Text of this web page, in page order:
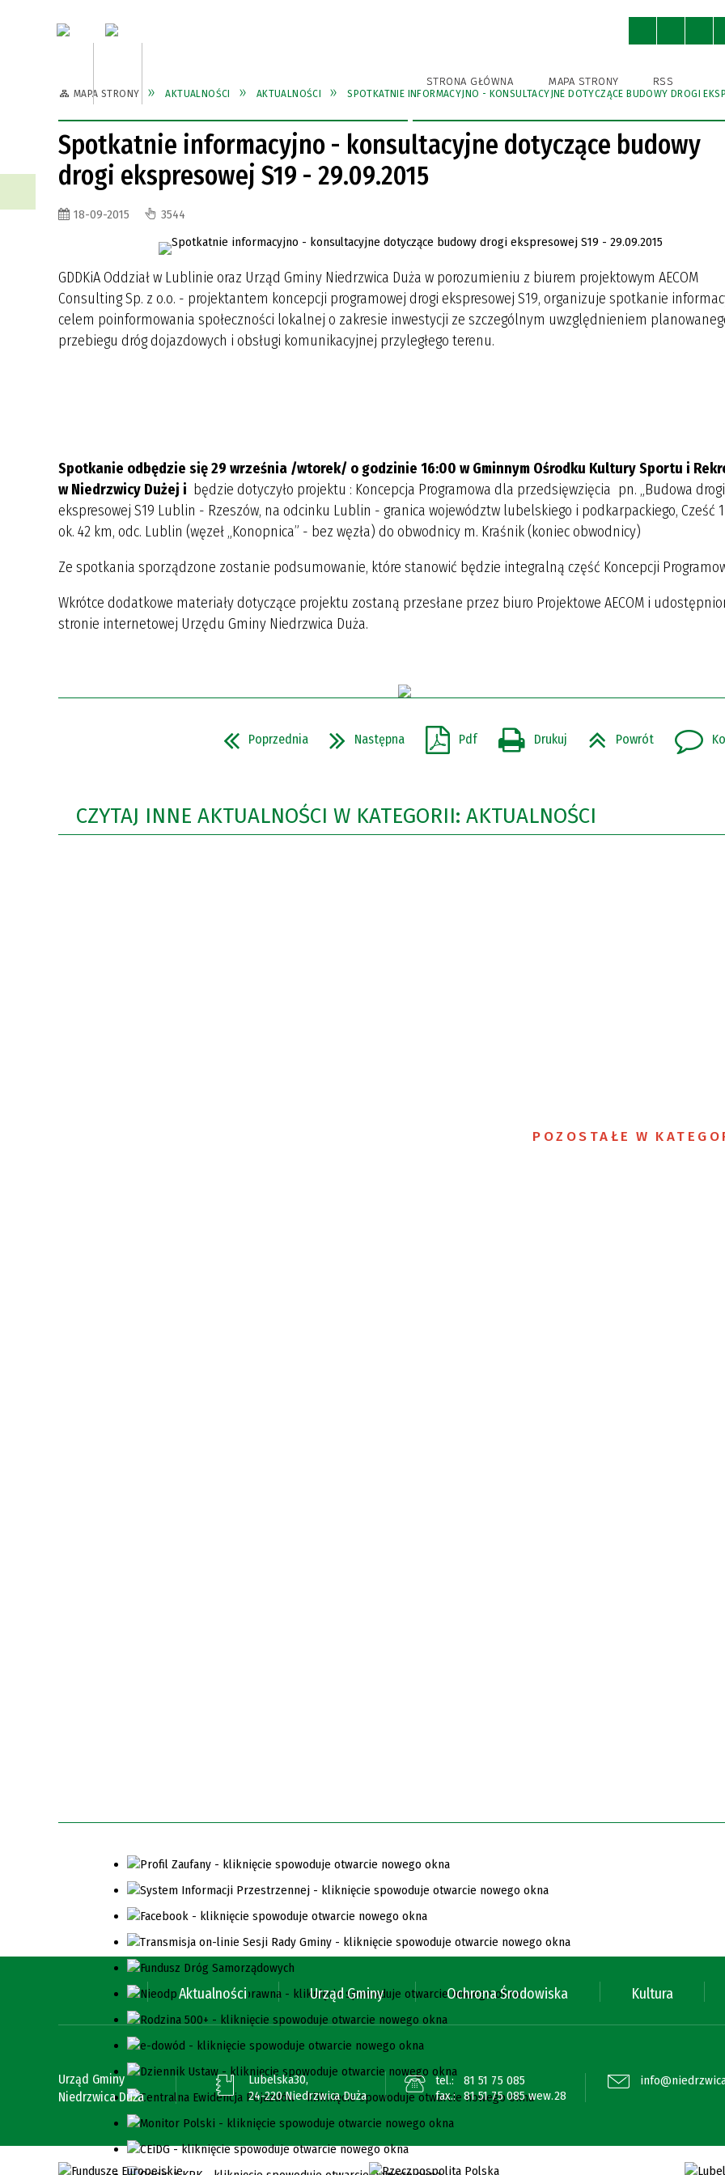
STRONA GŁÓWNA MAPA STRONY RSS
WŁADZE GMINY PRACOWNICY URZĘDU STRUKTURA URZĘDU
INWESTYCJE ZAMÓWIENIA PUBLICZNE POBIERZ
DIGITALIZACJA ZESZYTÓW
NIEDRZWICKICH, INNYCH
PUBLIKACJI: DRUKÓW ULOTNYCH,
FOTOGRAFII TOWARZYSTWA
PRZYJACIÓŁ ZIEMI
NIEDRZWICKIEJ ZA OKRES
GMINNA BIBLIOTEKA PUBLICZNA
GMINNY OŚRODEK
SPORTU I REKREACJI
DIGITALIZACJA ZESZYTÓW
NIEDRZWICKICH, INNYCH
PUBLIKACJI: DRUKÓW ULOTNYCH,
FOTOGRAFII TOWARZYSTWA
PRZYJACIÓŁ ZIEMI
NIEDRZWICKIEJ ZA OKRES
GMINNA BIBLIOTEKA PUBLICZNA
GMINNY OŚRODEK
SPORTU I REKREACJI
ZABYTKI GMINNA EWIDENCJA ZABYTKÓW IZBA TRADYCJI
CMENTARZE
SZLAKI ROWEROWE I TRASY
TURYSTYCZNE
NIEDRZWICKIE PRODUKTY
WALORY PRZYRODNICZE
GKS ORION KS HEKSA
GMINNA AKADEMIA
NIEDRZWICA DUŻA
KRĘŻNICA JARA)
MAPA STRONY AKTUALNOŚCI AKTUALNOŚCI SPOTKATNIE INFORMACYJNO - KONSULTACYJNE DOTYCZĄCE BUDOWY DROGI
Spotkatnie informacyjno - konsultacyjne dotyczące budowy
drogi ekspresowej S19 - 29.09.2015
18-09-2015 3544
GDDKiA Oddział w Lublinie oraz Urząd Gminy Niedrzwica Duża w porozumieniu z biurem projektowym AECOM
Consulting Sp. z o.o. - projektantem koncepcji programowej drogi ekspresowej S19, organizuje spotkanie
celem poinformowania społeczności lokalnej o zakresie inwestycji ze szczególnym uwzględnieniem
przebiegu dróg dojazdowych i obsługi komunikacyjnej przyległego terenu.
Spotkanie odbędzie się 29 września /wtorek/ o godzinie 16:00 w Gminnym Ośrodku Kultury Sportu i
w Niedrzwicy Dużej i będzie dotyczyło projektu : Koncepcja Programowa dla przedsięwzięcia pn. „Budowa drogi
ekspresowej S19 Lublin - Rzeszów, na odcinku Lublin - granica województw lubelskiego i podkarpackiego, Cześć 1
ok. 42 km, odc. Lublin (węzeł „Konopnica” - bez węzła) do obwodnicy m. Kraśnik (koniec obwodnicy)
Ze spotkania sporządzone zostanie podsumowanie, które stanowić będzie integralną część Koncepcji
Wkrótce dodatkowe materiały dotyczące projektu zostaną przesłane przez biuro Projektowe AECOM i
stronie internetowej Urzędu Gminy Niedrzwica Duża.
Poprzednia Następna Pdf Drukuj Powrót
CZYTAJ INNE AKTUALNOŚCI W KATEGORII: AKTUALNOŚCI
POZOSTAŁE W
Aktualności Urząd Gminy Ochrona Środowiska Kultura
Urząd Gminy
Niedrzwica Duża
Lubelska30,
24-220 Niedrzwica Duża
tel.:
81 51 75 085
fax.: 81 51 75 085 wew.28